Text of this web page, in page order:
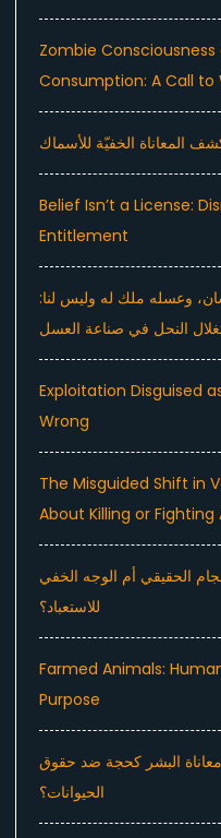
Zombie
Consumption: A Call to
المعاناة الخفيّة للأسماك
Belief Isn’t a License:
Entitlement
وعسله ملك له وليس لنا:
النحل في صناعة العسل
Exploitation Disguised
Wrong
The Misguided Shift in
About Killing or Fighting
الحقيقي أم الوجه الخفي
للاستعباد؟
Farmed Animals:
Purpose
معاناة البشر كحجة ضد حقوق
الحيوانات؟